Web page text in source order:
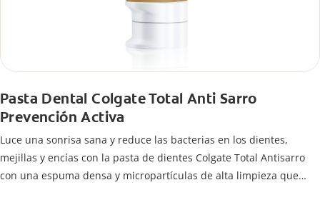
Pasta Dental Colgate Total Anti Sarro
Prevención Activa
Luce una sonrisa sana y reduce las bacterias en los dientes,
mejillas y encías con la pasta de dientes Colgate Total Antisarro
con una espuma densa y micropartículas de alta limpieza que